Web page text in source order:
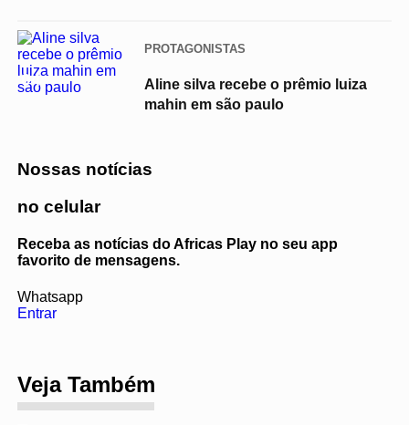
04
PROTAGONISTAS
Aline silva recebe o prêmio luiza
mahin em são paulo
Nossas notícias
no celular
Receba as notícias do Africas Play no seu app
favorito de mensagens.
Whatsapp
Entrar
Veja Também